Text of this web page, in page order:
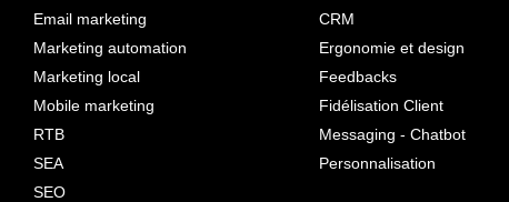
Email marketing
Marketing automation
Marketing local
Mobile marketing
RTB
SEA
SEO
CRM
Ergonomie et design
Feedbacks
Fidélisation Client
Messaging - Chatbot
Personnalisation